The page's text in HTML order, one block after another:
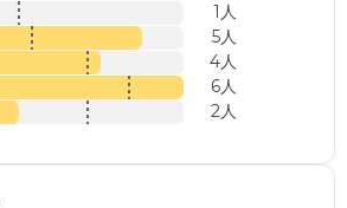
1人
5人
4人
6人
2人